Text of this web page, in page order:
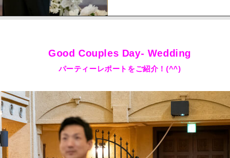
Good Couples Day- Wedding
パーティーレポートをご紹介！(^^)